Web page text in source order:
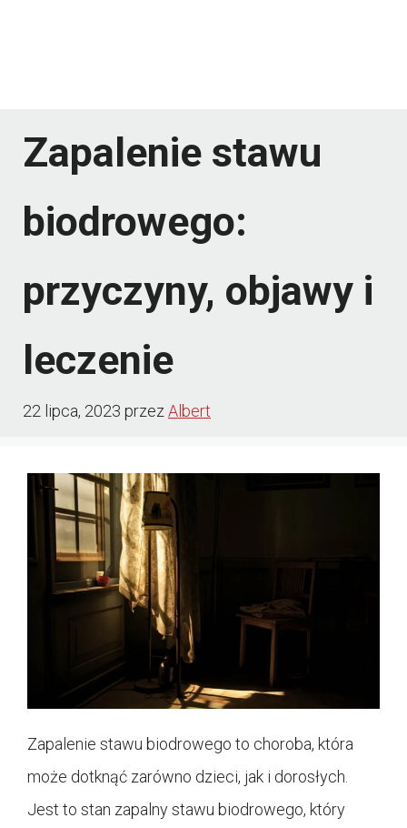
Zapalenie stawu
biodrowego:
przyczyny, objawy i
leczenie
22 lipca, 2023 przez Albert
Zapalenie stawu biodrowego to choroba, która
może dotknąć zarówno dzieci, jak i dorosłych.
Jest to stan zapalny stawu biodrowego, który